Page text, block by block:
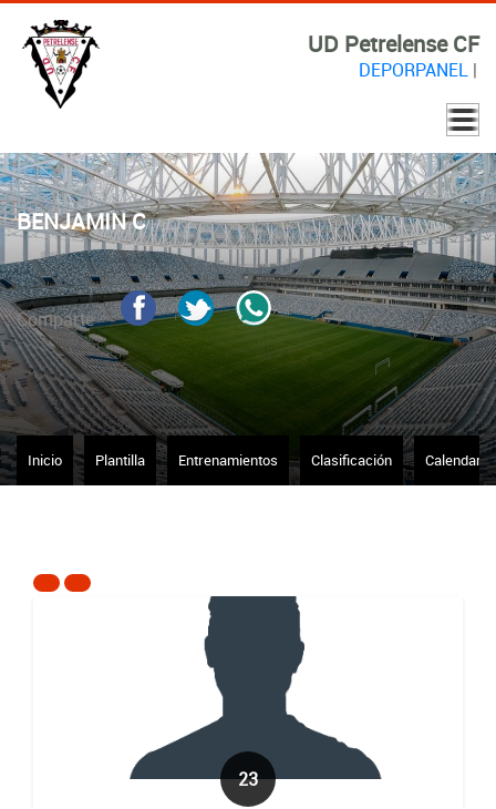
UD Petrelense CF
DEPORPANEL|
BENJAMIN C
Comparte
Inicio Plantilla Entrenamientos Clasificación Calendario
23